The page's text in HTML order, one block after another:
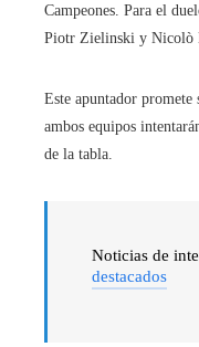
Campeones. Para el
Piotr Zielinski y Nicolò
Este apuntador promete
ambos equipos
de la tabla.
Noticias de
destacados